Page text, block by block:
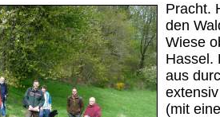
Pracht.
den
Wiese
Hassel.
aus
(mit